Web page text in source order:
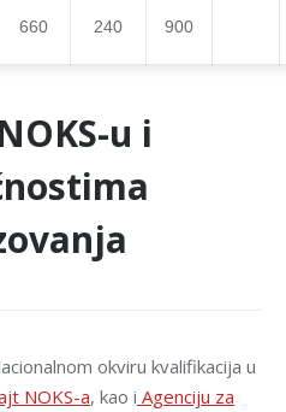
660 240 900
u i
okviru kvalifikacija u
NOKS-a, kao i Agenciju za